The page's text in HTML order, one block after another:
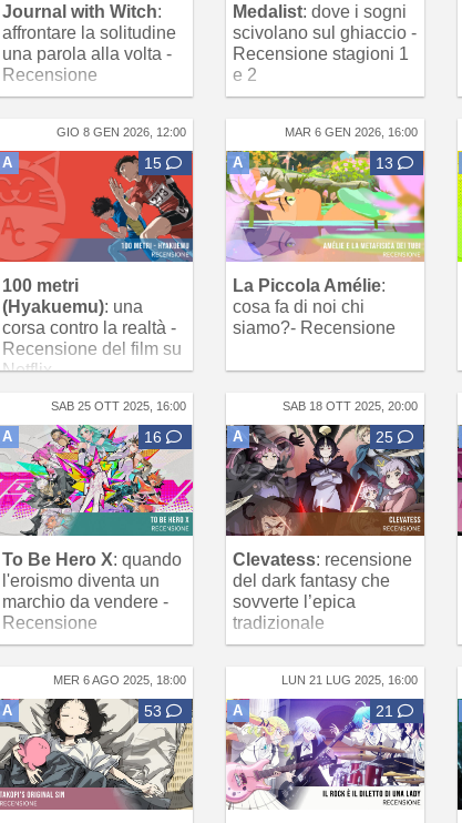
Journal with Witch:
affrontare la solitudine
una parola alla volta -
Recensione
Medalist: dove i sogni
scivolano sul ghiaccio -
Recensione stagioni 1
e 2
GIO 8 GEN 2026, 12:00
A 15
100 metri
(Hyakuemu): una
corsa contro la realtà -
Recensione del film su
Netflix
MAR 6 GEN 2026, 16:00
A 13
La Piccola Amélie:
cosa fa di noi chi
siamo?- Recensione
SAB 25 OTT 2025, 16:00
A 16
To Be Hero X: quando
l'eroismo diventa un
marchio da vendere -
Recensione
SAB 18 OTT 2025, 20:00
A 25
Clevatess: recensione
del dark fantasy che
sovverte l’epica
tradizionale
MER 6 AGO 2025, 18:00
A 53
LUN 21 LUG 2025, 16:00
A 21